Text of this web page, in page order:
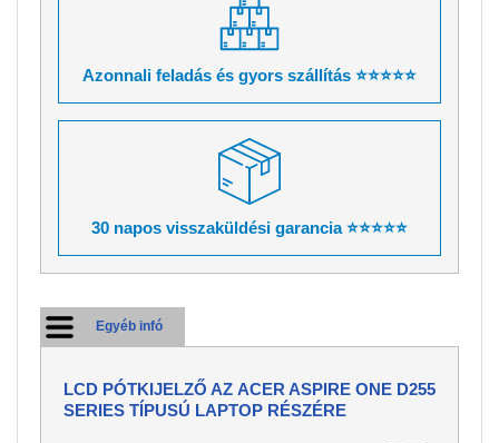
Azonnali feladás és gyors szállítás ⭐⭐⭐⭐⭐
30 napos visszaküldési garancia ⭐⭐⭐⭐⭐
Egyéb infó
LCD PÓTKIJELZŐ AZ ACER ASPIRE ONE D255
SERIES TÍPUSÚ LAPTOP RÉSZÉRE